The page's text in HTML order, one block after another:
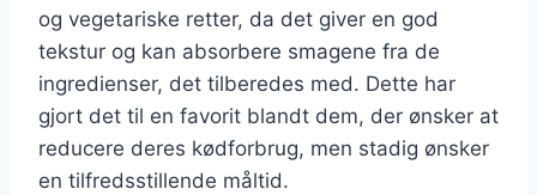
og vegetariske retter, da det giver en god
tekstur og kan absorbere smagene fra de
ingredienser, det tilberedes med. Dette har
gjort det til en favorit blandt dem, der ønsker at
reducere deres kødforbrug, men stadig ønsker
en tilfredsstillende måltid.